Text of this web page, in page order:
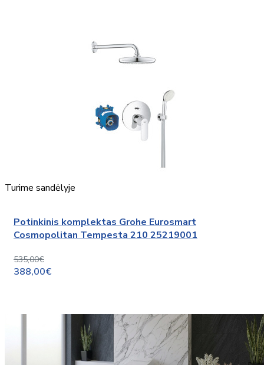
Turime sandėlyje
Potinkinis komplektas Grohe Eurosmart
Cosmopolitan Tempesta 210 25219001
535,00€
388,00€